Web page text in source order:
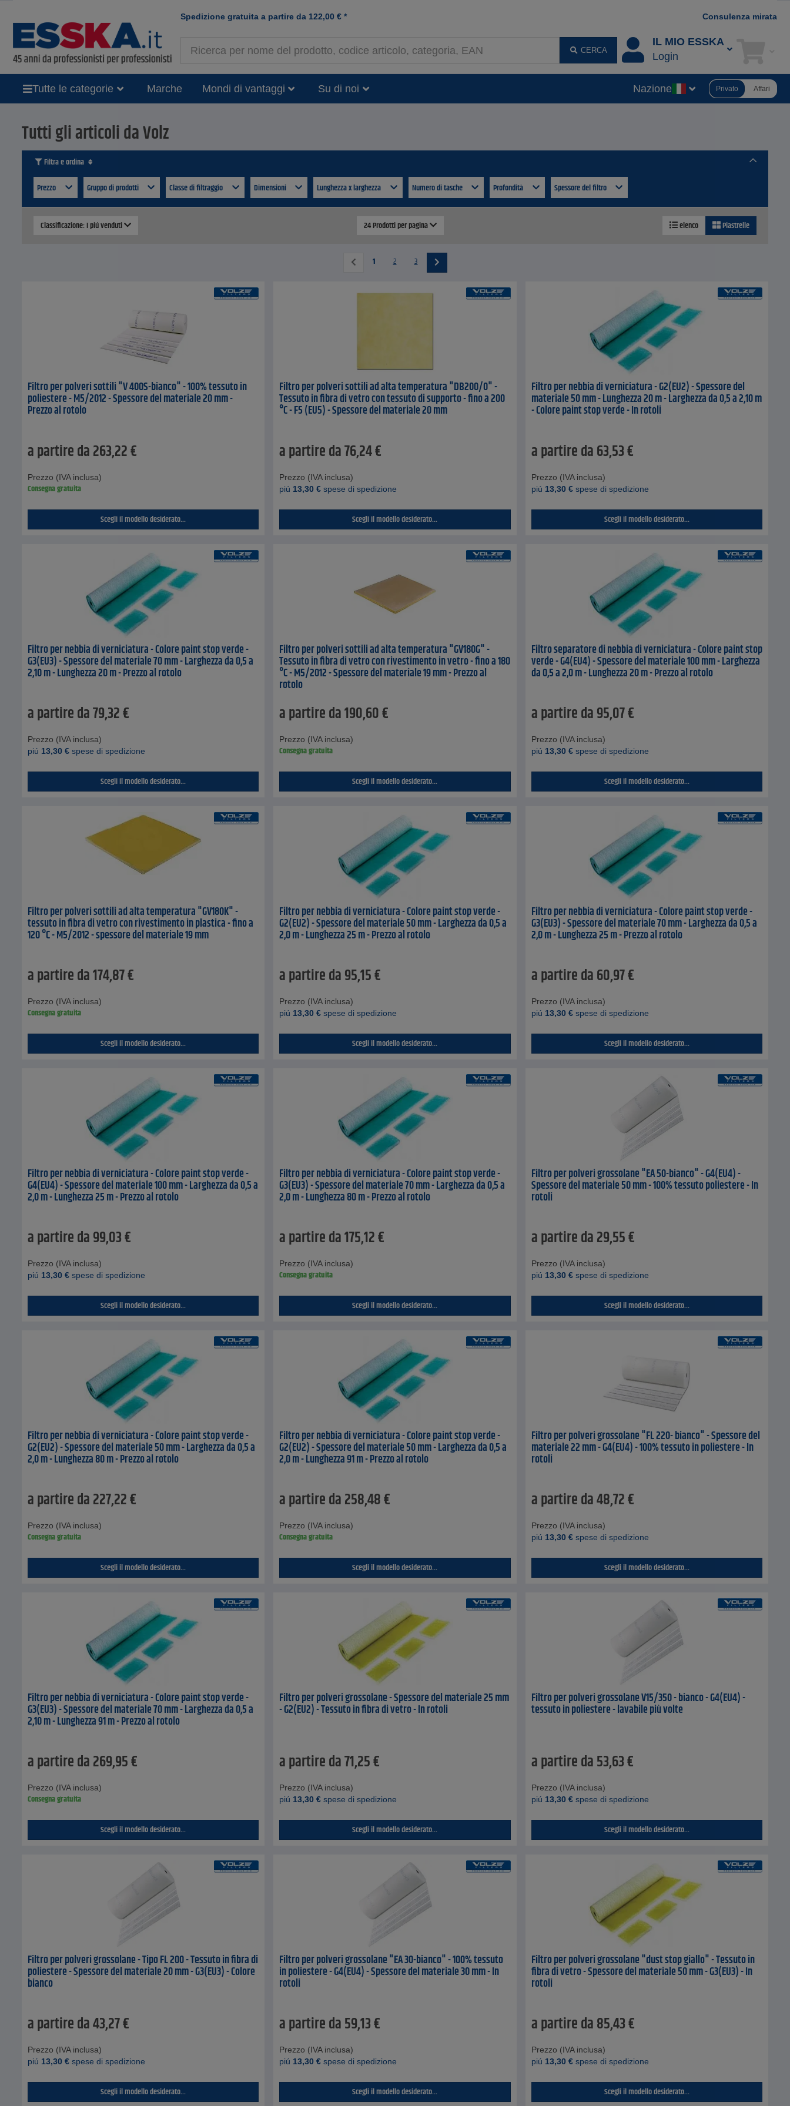
Spedizione gratuita a partire da 122,00 € * Consulenza mirata
CERCA
IL MIO ESSKA
Login
Tutte le categorie Marche Mondi di vantaggi Su di noi Nazione Privato Affari
Tutti gli articoli da Volz
Filtra e ordina
Prezzo
Gruppo di prodotti Classe di filtraggio Dimensioni Lunghezza x larghezza Numero di tasche Profondità Spessore del filtro
Classificazione: I piú venduti 24 Prodotti per pagina elenco Piastrelle
1 2 3
Filtro per polveri sottili "V 400S-bianco" - 100% tessuto in
poliestere - M5/2012 - Spessore del materiale 20 mm -
Prezzo al rotolo
a partire da263,22€
Prezzo (IVA inclusa)
Consegna gratuita
Scegli il modello desiderato...
Filtro per polveri sottili ad alta temperatura "DB200/0" -
Tessuto in fibra di vetro con tessuto di supporto - fino a 200
°C - F5 (EU5) - Spessore del materiale 20 mm
a partire da76,24€
Prezzo (IVA inclusa)
piú 13,30 € spese di spedizione
Scegli il modello desiderato...
Filtro per nebbia di verniciatura - G2(EU2) - Spessore del
materiale 50 mm - Lunghezza 20 m - Larghezza da 0,5 a 2,10 m
- Colore paint stop verde - In rotoli
a partire da63,53€
Prezzo (IVA inclusa)
piú 13,30 €spese di spedizione
Scegli il modello desiderato...
Filtro per nebbia di verniciatura - Colore paint stop verde -
G3(EU3) - Spessore del materiale 70 mm - Larghezza da 0,5 a
2,10 m - Lunghezza 20 m - Prezzo al rotolo
a partire da79,32€
Prezzo (IVA inclusa)
piú 13,30 € spese di spedizione
Scegli il modello desiderato...
Filtro per polveri sottili ad alta temperatura "GV180G" -
Tessuto in fibra di vetro con rivestimento in vetro - fino a 180
°C - M5/2012 - Spessore del materiale 19 mm - Prezzo al
rotolo
a partire da190,60€
Prezzo (IVA inclusa)
Consegna gratuita
Scegli il modello desiderato...
Filtro separatore di nebbia di verniciatura - Colore paint stop
verde - G4(EU4) - Spessore del materiale 100 mm - Larghezza
da 0,5 a 2,0 m - Lunghezza 20 m - Prezzo al rotolo
a partire da95,07€
Prezzo (IVA inclusa)
piú 13,30 €spese di spedizione
Scegli il modello desiderato...
Filtro per polveri sottili ad alta temperatura "GV180K" -
tessuto in fibra di vetro con rivestimento in plastica - fino a
120 °C - M5/2012 - spessore del materiale 19 mm
a partire da174,87€
Prezzo (IVA inclusa)
Consegna gratuita
Scegli il modello desiderato...
Filtro per nebbia di verniciatura - Colore paint stop verde -
G2(EU2) - Spessore del materiale 50 mm - Larghezza da 0,5 a
2,0 m - Lunghezza 25 m - Prezzo al rotolo
a partire da95,15€
Prezzo (IVA inclusa)
piú 13,30 € spese di spedizione
Scegli il modello desiderato...
Filtro per nebbia di verniciatura - Colore paint stop verde -
G3(EU3) - Spessore del materiale 70 mm - Larghezza da 0,5 a
2,0 m - Lunghezza 25 m - Prezzo al rotolo
a partire da60,97€
Prezzo (IVA inclusa)
piú 13,30 €spese di spedizione
Scegli il modello desiderato...
Filtro per nebbia di verniciatura - Colore paint stop verde -
G4(EU4) - Spessore del materiale 100 mm - Larghezza da 0,5 a
2,0 m - Lunghezza 25 m - Prezzo al rotolo
a partire da99,03€
Prezzo (IVA inclusa)
piú 13,30 € spese di spedizione
Scegli il modello desiderato...
Filtro per nebbia di verniciatura - Colore paint stop verde -
G3(EU3) - Spessore del materiale 70 mm - Larghezza da 0,5 a
2,0 m - Lunghezza 80 m - Prezzo al rotolo
a partire da175,12€
Prezzo (IVA inclusa)
Consegna gratuita
Scegli il modello desiderato...
Filtro per polveri grossolane "EA 50-bianco" - G4(EU4) -
Spessore del materiale 50 mm - 100% tessuto poliestere - In
rotoli
a partire da29,55€
Prezzo (IVA inclusa)
piú 13,30 €spese di spedizione
Scegli il modello desiderato...
Filtro per nebbia di verniciatura - Colore paint stop verde -
G2(EU2) - Spessore del materiale 50 mm - Larghezza da 0,5 a
2,0 m - Lunghezza 80 m - Prezzo al rotolo
a partire da227,22€
Prezzo (IVA inclusa)
Consegna gratuita
Scegli il modello desiderato...
Filtro per nebbia di verniciatura - Colore paint stop verde -
G2(EU2) - Spessore del materiale 50 mm - Larghezza da 0,5 a
2,0 m - Lunghezza 91 m - Prezzo al rotolo
a partire da258,48€
Prezzo (IVA inclusa)
Consegna gratuita
Scegli il modello desiderato...
Filtro per polveri grossolane "FL 220- bianco" - Spessore del
materiale 22 mm - G4(EU4) - 100% tessuto in poliestere - In
rotoli
a partire da48,72€
Prezzo (IVA inclusa)
piú 13,30 €spese di spedizione
Scegli il modello desiderato...
Filtro per nebbia di verniciatura - Colore paint stop verde -
G3(EU3) - Spessore del materiale 70 mm - Larghezza da 0,5 a
2,10 m - Lunghezza 91 m - Prezzo al rotolo
a partire da269,95€
Prezzo (IVA inclusa)
Consegna gratuita
Scegli il modello desiderato...
Filtro per polveri grossolane - Spessore del materiale 25 mm
- G2(EU2) - Tessuto in fibra di vetro - In rotoli
a partire da71,25€
Prezzo (IVA inclusa)
piú 13,30 € spese di spedizione
Scegli il modello desiderato...
Filtro per polveri grossolane V15/350 - bianco - G4(EU4) -
tessuto in poliestere - lavabile più volte
a partire da53,63€
Prezzo (IVA inclusa)
piú 13,30 €spese di spedizione
Scegli il modello desiderato...
Filtro per polveri grossolane - Tipo FL 200 - Tessuto in fibra di
poliestere - Spessore del materiale 20 mm - G3(EU3) - Colore
bianco
a partire da43,27€
Prezzo (IVA inclusa)
piú 13,30 € spese di spedizione
Scegli il modello desiderato...
Filtro per polveri grossolane "EA 30-bianco" - 100% tessuto
in poliestere - G4(EU4) - Spessore del materiale 30 mm - In
rotoli
a partire da59,13€
Prezzo (IVA inclusa)
piú 13,30 € spese di spedizione
Scegli il modello desiderato...
Filtro per polveri grossolane "dust stop giallo" - Tessuto in
fibra di vetro - Spessore del materiale 50 mm - G3(EU3) - In
rotoli
a partire da85,43€
Prezzo (IVA inclusa)
piú 13,30 €spese di spedizione
Scegli il modello desiderato...